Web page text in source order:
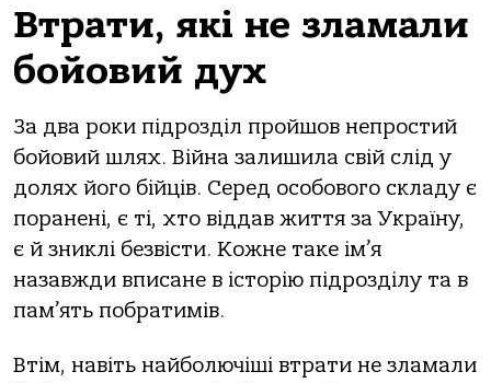
Втрати, які не зламали
бойовий дух
За два роки підрозділ пройшов непростий
бойовий шлях. Війна залишила свій слід у
долях його бійців. Серед особового складу є
поранені, є ті, хто віддав життя за Україну,
є й зниклі безвісти. Кожне таке ім’я
назавжди вписане в історію підрозділу та в
пам’ять побратимів.
Втім, навіть найболючіші втрати не зламали